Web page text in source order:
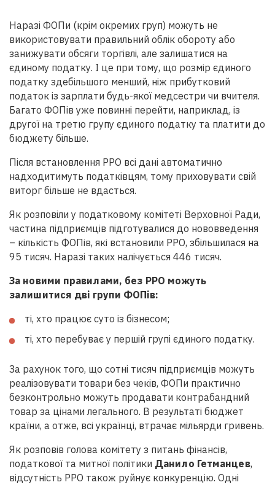
Наразі ФОПи (крім окремих груп) можуть не
використовувати правильний облік обороту або
занижувати обсяги торгівлі, але залишатися на
єдиному податку. І це при тому, що розмір єдиного
податку здебільшого менший, ніж прибутковий
податок із зарплати будь-якої медсестри чи вчителя.
Багато ФОПів уже повинні перейти, наприклад, із
другої на третю групу єдиного податку та платити до
бюджету більше.
Після встановлення РРО всі дані автоматично
надходитимуть податківцям, тому приховувати свій
виторг більше не вдасться.
Як розповіли у податковому комітеті Верховної Ради,
частина підприємців підготувалися до нововведення
– кількість ФОПів, які встановили РРО, збільшилася на
95 тисяч. Наразі таких налічується 446 тисяч.
За новими правилами, без РРО можуть
залишитися дві групи ФОПів:
ті, хто працює суто із бізнесом;
ті, хто перебуває у першій групі єдиного податку.
За рахунок того, що сотні тисяч підприємців можуть
реалізовувати товари без чеків, ФОПи практично
безконтрольно можуть продавати контрабандний
товар за цінами легального. В результаті бюджет
країни, а отже, всі українці, втрачає мільярди гривень.
Як розповів голова комітету з питань фінансів,
податкової та митної політики Данило Гетманцев,
відсутність РРО також руйнує конкуренцію. Одні